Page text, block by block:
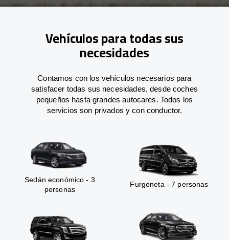
Vehículos para todas sus
necesidades
Contamos con los vehículos necesarios para
satisfacer todas sus necesidades, desde coches
pequeños hasta grandes autocares. Todos los
servicios son privados y con conductor.
Sedán económico - 3
personas
Furgoneta - 7 personas